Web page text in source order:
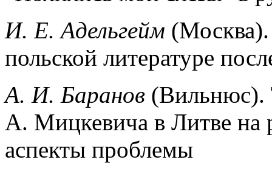
И. Е. Адельгейм
польской литературе
А. И. Баранов (Вильнюс).
А. Мицкевича в Литве на
аспекты проблемы